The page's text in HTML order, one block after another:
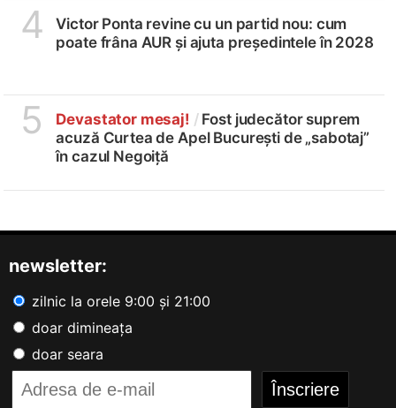
4
Victor Ponta revine cu un partid nou: cum
poate frâna AUR și ajuta președintele în 2028
5 Devastator mesaj! / Fost judecător suprem
acuză Curtea de Apel București de „sabotaj”
în cazul Negoiță
newsletter:
zilnic la orele 9:00 și 21:00
doar dimineața
doar seara